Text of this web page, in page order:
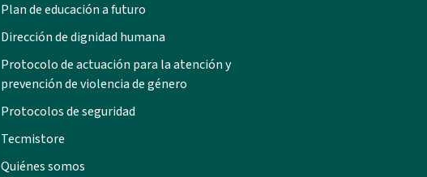
Plan de educación a futuro
Dirección de dignidad humana
Protocolo de actuación para la atención y
prevención de violencia de género
Protocolos de seguridad
Tecmistore
Quiénes somos